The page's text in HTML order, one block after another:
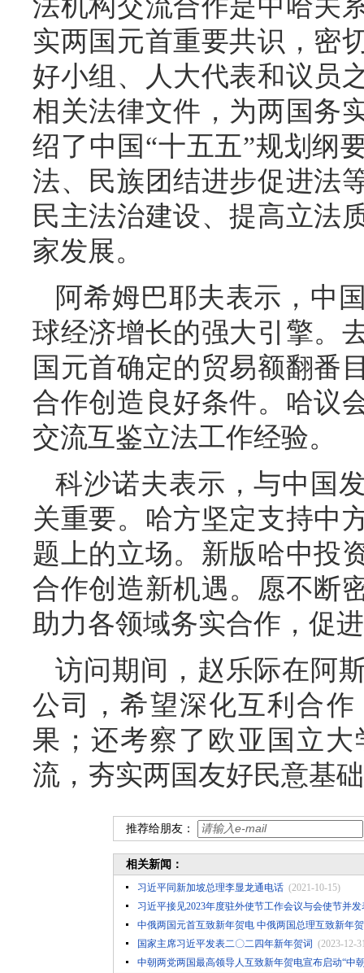
法机构交流合作是中哈关
实两国元首重要共识，密
好小组、人大代表和议员
相关法律文件，为两国务
绍了中国“十五五”规划纲
法、民族团结进步促进法
民主法治建设、提高立法
家发展。
阿希姆巴耶夫表示，中
球经济增长的强大引擎。
国元首确定的贸易额翻番
合作创造良好条件。哈议
交流互鉴立法工作经验。
科沙诺夫表示，与中国
关重要。哈方坚定支持中
题上的立场。新版哈中投
合作创造新机遇。愿不断
助力各领域务实合作，促
访问期间，赵乐际在阿
公司，希望深化互利合
果；还考察了欧亚国立
流，夯实两国友好民意基
推荐给朋友：
相关新闻：
习近平同新加坡总理李显龙通电话 (2021-10-15)
习近平接见2023年度驻外使节工作会议与会使节并
中俄两国元首互致新年贺电 中俄两国总理互致新年
​国家主席习近平发表二〇二四年新年贺词 (2023-12-
中朝两党两国最高领导人互致新年贺电宣布启动“中